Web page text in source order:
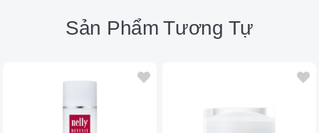
Sản Phẩm Tương Tự